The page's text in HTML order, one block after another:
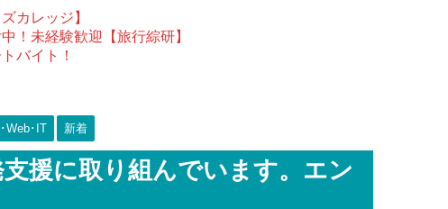
カレッジ】
！未経験歓迎【旅行綜研】
バイト！
Web･IT 新着
援に取り組んでいます。エン